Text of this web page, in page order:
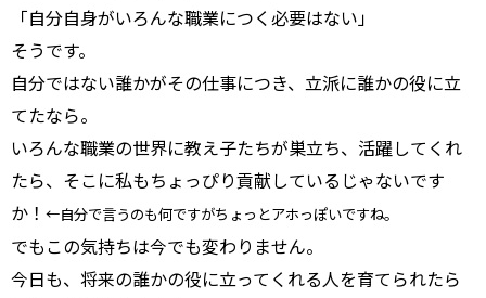
「自分自身がいろんな職業につく必要はない」
そうです。
自分ではない誰かがその仕事につき、立派に誰かの役に立
てたなら。
いろんな職業の世界に教え子たちが巣立ち、活躍してくれ
たら、そこに私もちょっぴり貢献しているじゃないです
か！ ←自分で言うのも何ですがちょっとアホっぽいですね。
でもこの気持ちは今でも変わりません。
今日も、将来の誰かの役に立ってくれる人を育てられたら